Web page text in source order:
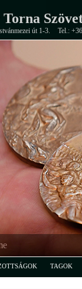
út 1-3. Tel.:
TAGOK